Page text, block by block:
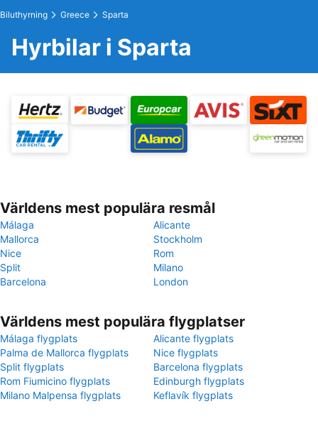
Biluthyrning Greece Sparta
Hyrbilar i Sparta
Världens mest populära resmål
Málaga
Alicante
Mallorca
Stockholm
Nice
Rom
Split
Milano
Barcelona
London
Världens mest populära flygplatser
Málaga flygplats
Alicante flygplats
Palma de Mallorca flygplats
Nice flygplats
Split flygplats
Barcelona flygplats
Rom Fiumicino flygplats
Edinburgh flygplats
Milano Malpensa flygplats
Keflavík flygplats